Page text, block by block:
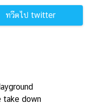
ทวีตไป twitter
take down